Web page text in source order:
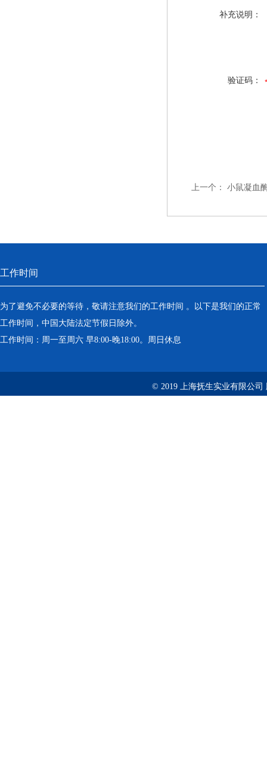
补充说明：
验证码：
上一个： 小鼠凝血
工作时间
为了避免不必要的等待，敬请注意我们的工作时间 。以下是我们的正常
工作时间，中国大陆法定节假日除外。
工作时间：周一至周六 早8:00-晚18:00。周日休息
© 2019 上海抚生实业有限公司